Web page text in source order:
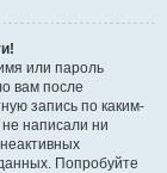
или пароль
вам после
запись по каким-
написали ни
Попробуйте